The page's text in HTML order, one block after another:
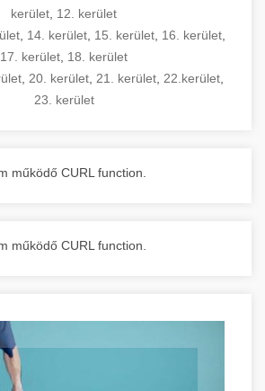
kerület 12. kerület
14. kerület 15. kerület 16. kerület
17. kerület 18. kerület
20. kerület 21. kerület 22.kerület
23. kerület
működő CURL function.
működő CURL function.